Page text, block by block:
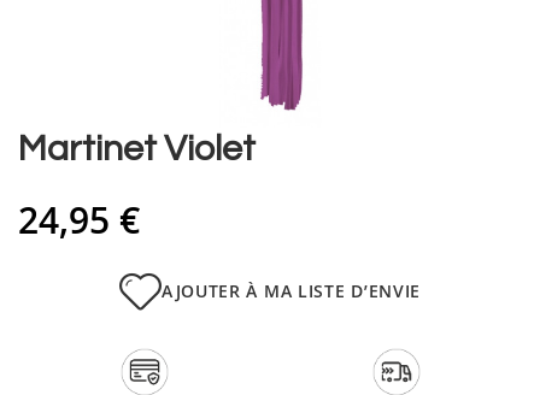
Skip
beginning
Martinet Violet
24,95 €
AJOUTER À MA LISTE D’ENVIE